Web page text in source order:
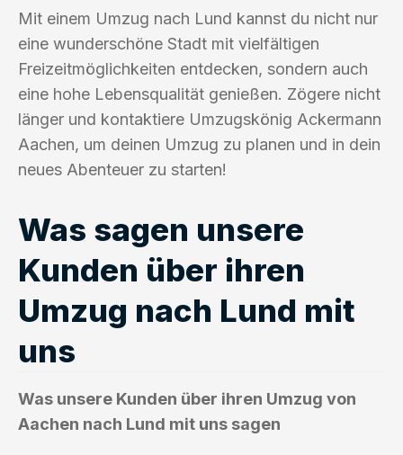
Mit einem Umzug nach Lund kannst du nicht nur
eine wunderschöne Stadt mit vielfältigen
Freizeitmöglichkeiten entdecken, sondern auch
eine hohe Lebensqualität genießen. Zögere nicht
länger und kontaktiere Umzugskönig Ackermann
Aachen, um deinen Umzug zu planen und in dein
neues Abenteuer zu starten!
Was sagen unsere
Kunden über ihren
Umzug nach Lund mit
uns
Was unsere Kunden über ihren Umzug von
Aachen nach Lund mit uns sagen